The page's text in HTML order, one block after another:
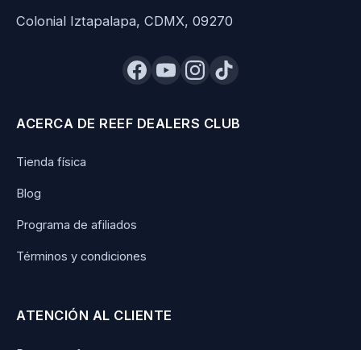
Colonial Iztapalapa, CDMX, 09270
ACERCA DE REEF DEALERS CLUB
Tienda física
Blog
Programa de afiliados
Términos y condiciones
ATENCIÓN AL CLIENTE